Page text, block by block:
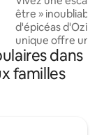
être » inoubliable
d'épicéas
unique offre une
deux espaces
bois romantique
un fauteuil de
dans
familles